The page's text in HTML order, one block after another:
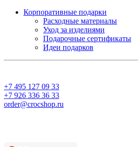
Корпоративные подарки
Расходные материалы
Уход за изделиями
Подарочные сертификаты
Идеи подарков
+7 495 127 09 33
+7 926 336 36 33
order@crocshop.ru